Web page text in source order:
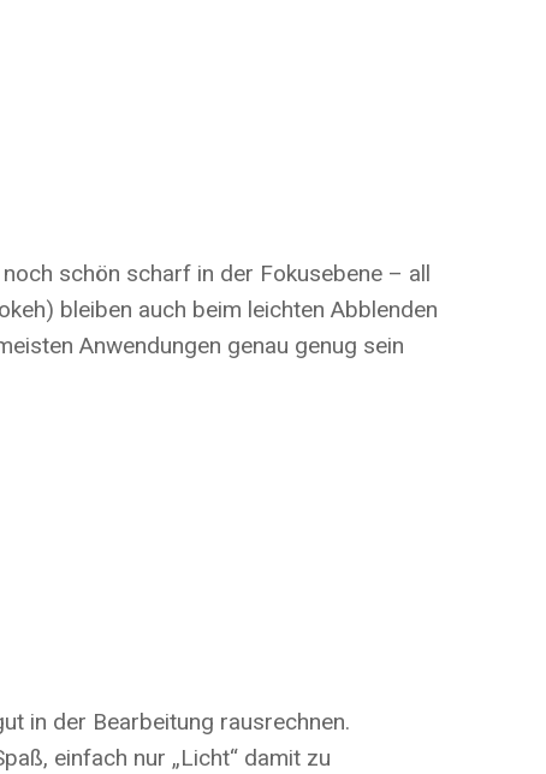
schön scharf in der Fokusebene – all
bleiben auch beim leichten Abblenden
Anwendungen genau genug sein
in der Bearbeitung rausrechnen.
einfach nur „Licht“ damit zu